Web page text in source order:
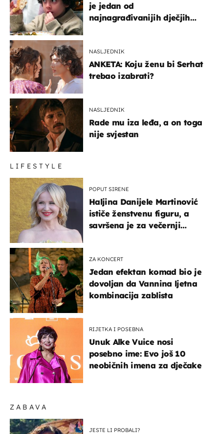
ZABAVA
JESTE LI PROBALI?
je jedan od
najnagrađivanijih dječjih
NASLJEDNIK
ANKETA: Koju ženu bi Serhat
trebao izabrati?
NASLJEDNIK
Rade mu iza leđa, a on toga
nije svjestan
LIFESTYLE
POPUT SIRENE
Haljina Danijele Martinović
ističe ženstvenu figuru, a
savršena je za večernji
ZA KONCERT
Jedan efektan komad bio je
dovoljan da Vannina ljetna
kombinacija zablista
RIJETKA I POSEBNA
Unuk Alke Vuice nosi
posebno ime: Evo još 10
neobičnih imena za dječake